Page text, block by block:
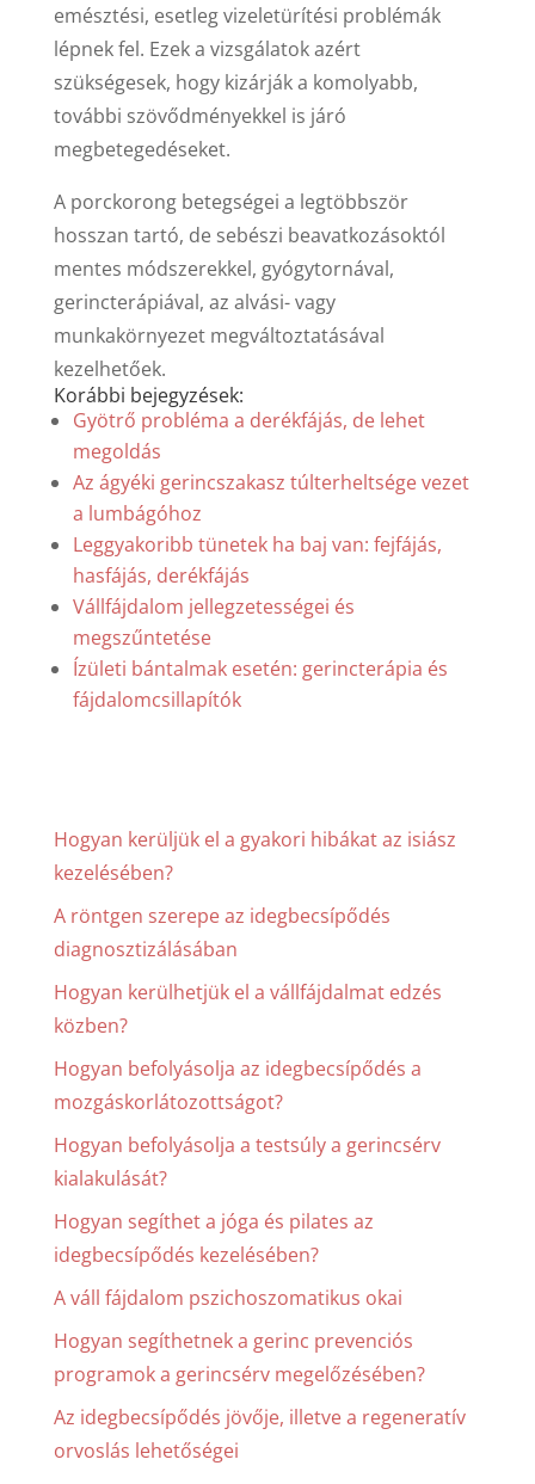
emésztési, esetleg vizeletürítési problémák
lépnek fel. Ezek a vizsgálatok azért
szükségesek, hogy kizárják a komolyabb,
további szövődményekkel is járó
megbetegedéseket.
A porckorong betegségei a legtöbbször
hosszan tartó, de sebészi beavatkozásoktól
mentes módszerekkel, gyógytornával,
gerincterápiával, az alvási- vagy
munkakörnyezet megváltoztatásával
kezelhetőek.
Korábbi bejegyzések:
Gyötrő probléma a derékfájás, de lehet
megoldás
Az ágyéki gerincszakasz túlterheltsége vezet
a lumbágóhoz
Leggyakoribb tünetek ha baj van: fejfájás,
hasfájás, derékfájás
Vállfájdalom jellegzetességei és
megszűntetése
Ízületi bántalmak esetén: gerincterápia és
fájdalomcsillapítók
Hogyan kerüljük el a gyakori hibákat az isiász
kezelésében?
A röntgen szerepe az idegbecsípődés
diagnosztizálásában
Hogyan kerülhetjük el a vállfájdalmat edzés
közben?
Hogyan befolyásolja az idegbecsípődés a
mozgáskorlátozottságot?
Hogyan befolyásolja a testsúly a gerincsérv
kialakulását?
Hogyan segíthet a jóga és pilates az
idegbecsípődés kezelésében?
A váll fájdalom pszichoszomatikus okai
Hogyan segíthetnek a gerinc prevenciós
programok a gerincsérv megelőzésében?
Az idegbecsípődés jövője, illetve a regeneratív
orvoslás lehetőségei